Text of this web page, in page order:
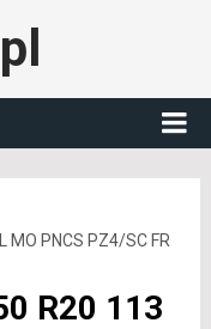
MO PNCS PZ4/SC FR
R20 113